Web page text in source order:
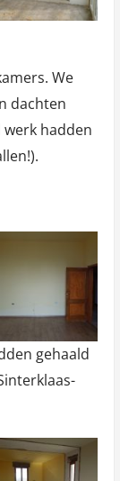
We
dachten
hadden
gehaald